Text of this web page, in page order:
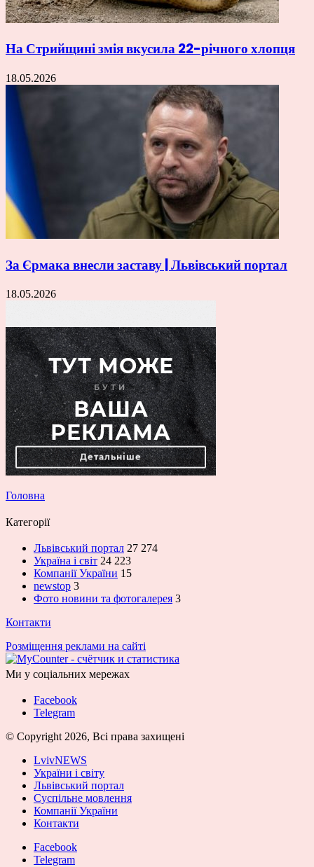
На Стрийщині змія вкусила 22-річного хлопця
18.05.2026
За Єрмака внесли заставу | Львівський портал
18.05.2026
Головна
Категорії
Львівський портал 27 274
Україна і світ 24 223
Компанії України 15
newstop 3
Фото новини та фотогалерея 3
Контакти
Розміщення реклами на сайті
Ми у соціальних мережах
Facebook
Telegram
© Copyright 2026, Всі права захищені
LvivNEWS
України і світу
Львівський портал
Суспільне мовлення
Компанії України
Контакти
Facebook
Telegram